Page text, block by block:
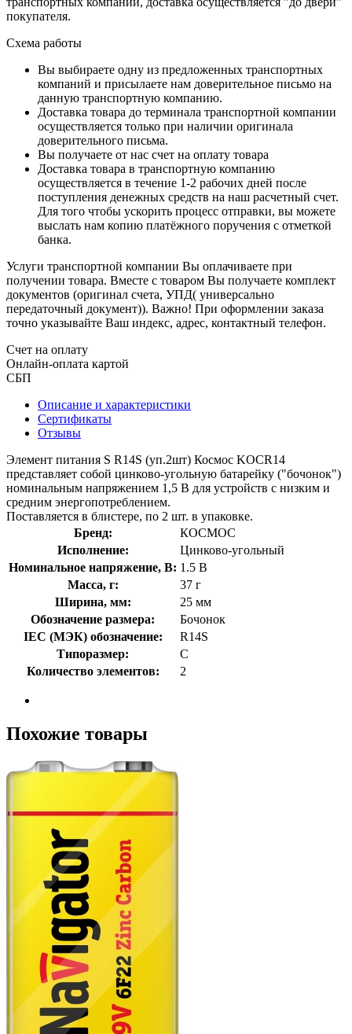
покупателя.
Схема работы
Вы выбираете одну из предложенных транспортных
компаний и присылаете нам доверительное письмо на
данную транспортную компанию.
Доставка товара до терминала транспортной компании
осуществляется только при наличии оригинала
доверительного письма.
Вы получаете от нас счет на оплату товара
Доставка товара в транспортную компанию
осуществляется в течение 1-2 рабочих дней после
поступления денежных средств на наш расчетный счет.
Для того чтобы ускорить процесс отправки, вы можете
выслать нам копию платёжного поручения с отметкой
банка.
Услуги транспортной компании Вы оплачиваете при
получении товара. Вместе с товаром Вы получаете комплект
документов (оригинал счета, УПД( универсально
передаточный документ)). Важно! При оформлении заказа
точно указывайте Ваш индекс, адрес, контактный телефон.
Счет на оплату
Онлайн-оплата картой
СБП
Описание и характеристики
Сертификаты
Отзывы
Элемент питания S R14S (уп.2шт) Космос KOCR14
представляет собой цинково-угольную батарейку ("бочонок")
номинальным напряжением 1,5 В для устройств с низким и
средним энергопотреблением.
Поставляется в блистере, по 2 шт. в упаковке.
Бренд:
КОСМОС
Исполнение:
Цинково-угольный
Номинальное напряжение, В: 1.5 В
Масса, г:
37 г
Ширина, мм:
25 мм
Обозначение размера:
Бочонок
IEC (МЭК) обозначение:
R14S
Типоразмер:
C
Количество элементов:
2
Похожие товары